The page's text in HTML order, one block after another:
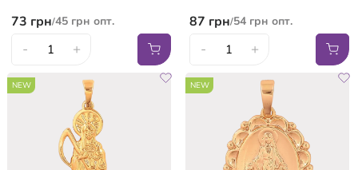
до 7мм
73 грн/45 грн опт.
- +
цепочки до 7мм
87 грн/54 грн опт.
- +
NEW NEW